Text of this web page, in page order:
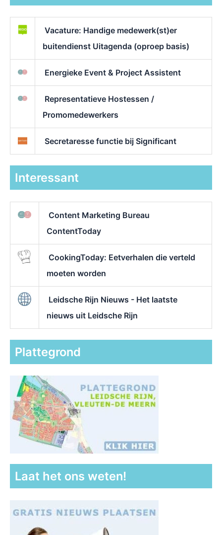
Vacature: Handige medewerk(st)er
buitendienst Uitagenda (oproep basis)
Energieke Event & Project Assistent
Representatieve Hostessen /
Promomedewerkers
Secretaresse functie bij Significant
Interessant
Content Marketing Bureau
ContentToday
CookingToday: Eetverhalen die verteld
moeten worden
Leidsche Rijn Nieuws - Het laatste
nieuws uit Leidsche Rijn
Plattegrond
Laat het ons weten!